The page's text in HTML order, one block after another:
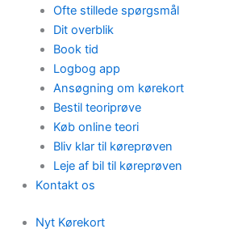
Ofte stillede spørgsmål
Dit overblik
Book tid
Logbog app
Ansøgning om kørekort
Bestil teoriprøve
Køb online teori
Bliv klar til køreprøven
Leje af bil til køreprøven
Kontakt os
Nyt Kørekort